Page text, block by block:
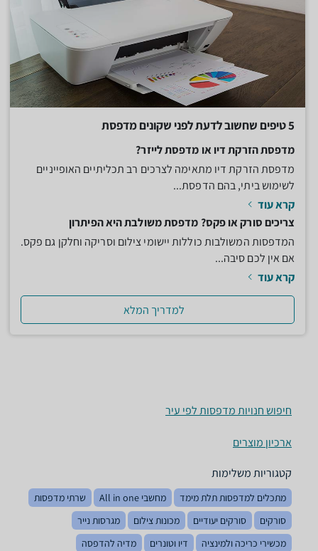
5 טיפים שחשוב לדעת לפני שקונים מדפסת
מדפסת הזרקת דיו או מדפסת לייזר?
מדפסת הזרקת דיו מתאימה לצרכים רב תכליתיים האופייניים
לשימוש ביתי, בהם הדפסת...
קרא עוד
צריכים סורק או פקס? מדפסת משולבת היא הפיתרון
המדפסות המשולבות כוללות יישומי צילום וסריקה וחלקן גם פקס.
אם אין לכם סיבה...
קרא עוד
למדריך המלא
חיפוש חנויות מדפסות לפי עיר
ארכיון מוצרים
קטגוריות משלימות
מתכלים למדפסות תלת מימד מחשבי All in one
שרתי מדפסות
סורקים
סורקים יעודיים מכונות צילום
מגרסות נייר
מכשירי כריכה ולמינציה
דיו וטונרים מדיה להדפסה